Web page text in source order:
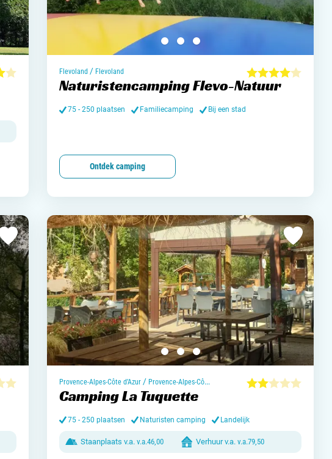
Flevoland / Flevoland
Naturistencamping Flevo-Natuur
75 - 250 plaatsen Familiecamping Bij een stad
Ontdek camping
Provence-Alpes-Côte d’Azur / Provence-Alpes-Côte d’Azur
Camping La Tuquette
75 - 250 plaatsen Naturisten camping Landelijk
Staanplaats v.a. v.a.46,00 Verhuur v.a. v.a.79,50